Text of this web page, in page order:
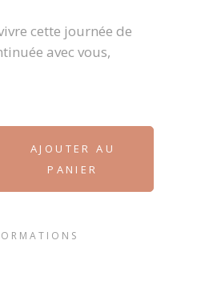
cette journée de
avec vous,
les enfants à apprivoiser le
AJOUTER AU
PANIER